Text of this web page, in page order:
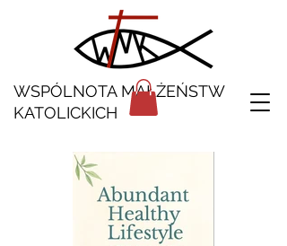
WSPÓLNOTA MAŁŻEŃSTW
KATOLICKICH